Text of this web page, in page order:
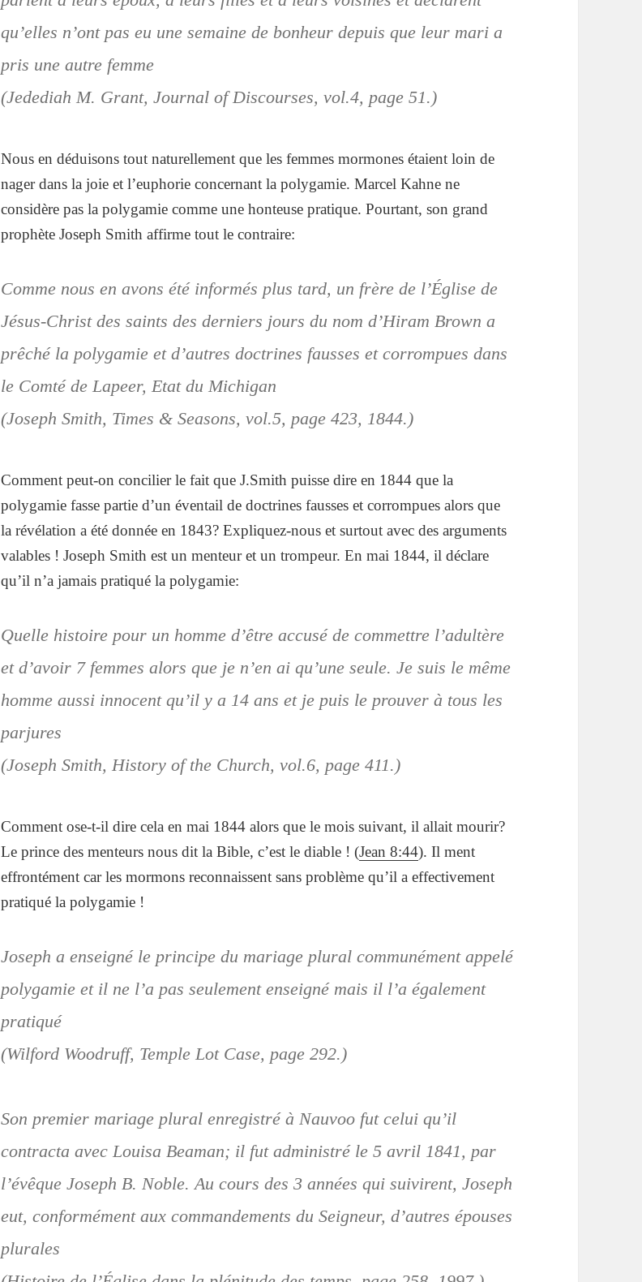
qu’elles n’ont pas eu une semaine de bonheur depuis que leur mari a
pris une autre femme
(Jedediah M. Grant, Journal of Discourses, vol.4, page 51.)
Nous en déduisons tout naturellement que les femmes mormones étaient loin de
nager dans la joie et l’euphorie concernant la polygamie. Marcel Kahne ne
considère pas la polygamie comme une honteuse pratique. Pourtant, son grand
prophète Joseph Smith affirme tout le contraire:
Comme nous en avons été informés plus tard, un frère de l’Église de
Jésus-Christ des saints des derniers jours du nom d’Hiram Brown a
prêché la polygamie et d’autres doctrines fausses et corrompues dans
le Comté de Lapeer, Etat du Michigan
(Joseph Smith, Times & Seasons, vol.5, page 423, 1844.)
Comment peut-on concilier le fait que J.Smith puisse dire en 1844 que la
polygamie fasse partie d’un éventail de doctrines fausses et corrompues alors que
la révélation a été donnée en 1843? Expliquez-nous et surtout avec des arguments
valables ! Joseph Smith est un menteur et un trompeur. En mai 1844, il déclare
qu’il n’a jamais pratiqué la polygamie:
Quelle histoire pour un homme d’être accusé de commettre l’adultère
et d’avoir 7 femmes alors que je n’en ai qu’une seule. Je suis le même
homme aussi innocent qu’il y a 14 ans et je puis le prouver à tous les
parjures
(Joseph Smith, History of the Church, vol.6, page 411.)
Comment ose-t-il dire cela en mai 1844 alors que le mois suivant, il allait mourir?
Le prince des menteurs nous dit la Bible, c’est le diable ! (Jean 8:44). Il ment
effrontément car les mormons reconnaissent sans problème qu’il a effectivement
pratiqué la polygamie !
Joseph a enseigné le principe du mariage plural communément appelé
polygamie et il ne l’a pas seulement enseigné mais il l’a également
pratiqué
(Wilford Woodruff, Temple Lot Case, page 292.)
Son premier mariage plural enregistré à Nauvoo fut celui qu’il
contracta avec Louisa Beaman; il fut administré le 5 avril 1841, par
l’évêque Joseph B. Noble. Au cours des 3 années qui suivirent, Joseph
eut, conformément aux commandements du Seigneur, d’autres épouses
plurales